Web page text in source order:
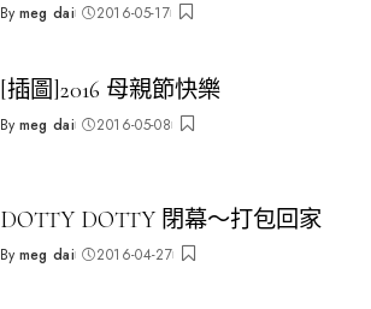
Posted
By meg dai 2016-05-17
[插圖]2016 母親節快樂
Posted
By meg dai 2016-05-08
DOTTY DOTTY 閉幕～打包回家
Posted
By meg dai 2016-04-27